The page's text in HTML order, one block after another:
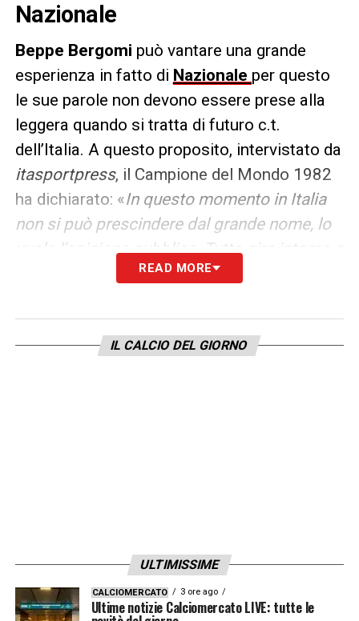
Nazionale
Beppe Bergomi può vantare una grande
esperienza in fatto di Nazionale per questo
le sue parole non devono essere prese alla
leggera quando si tratta di futuro c.t.
dell’Italia. A questo proposito, intervistato da
itasportpress, il Campione del Mondo 1982
ha dichiarato: «In questo momento in Italia
non si può prescindere dal grande nome, lo
vuole l’opinione pubblica. Tutto gira intorno a
Mancini, Ancelotti, Conte o Ranieri, l’italia
Serve il top e ce sono diversi bravi, ma a
sensazione penso che saràManciniil nuovo
il giusto mix tra giovani ed esperti».
LA PLAYLIST DELLE NOSTRE TOP NEWS
READ MORE
IL CALCIO DEL GIORNO
ULTIMISSIME
CALCIOMERCATO 3 ore ago
Ultime notizie Calciomercato LIVE: tutte le